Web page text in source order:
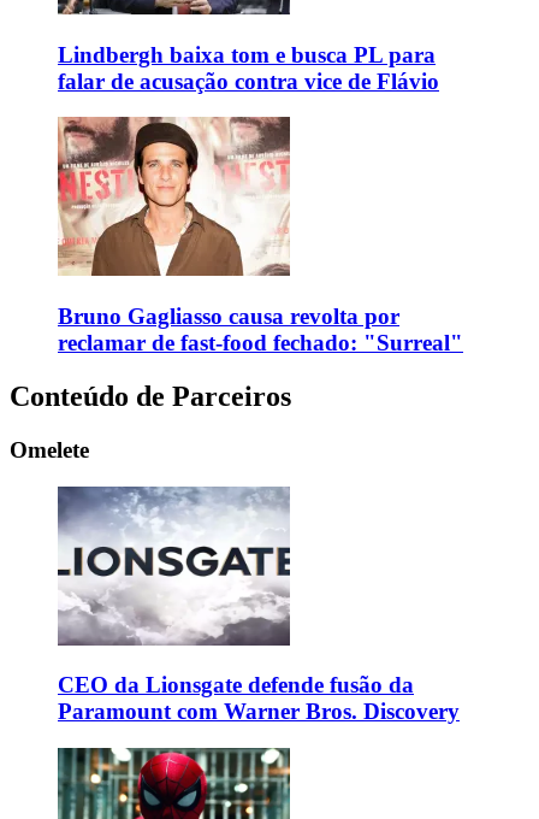
Lindbergh baixa tom e busca PL para
falar de acusação contra vice de Flávio
Bruno Gagliasso causa revolta por
reclamar de fast-food fechado: "Surreal"
Conteúdo de Parceiros
Omelete
CEO da Lionsgate defende fusão da
Paramount com Warner Bros. Discovery